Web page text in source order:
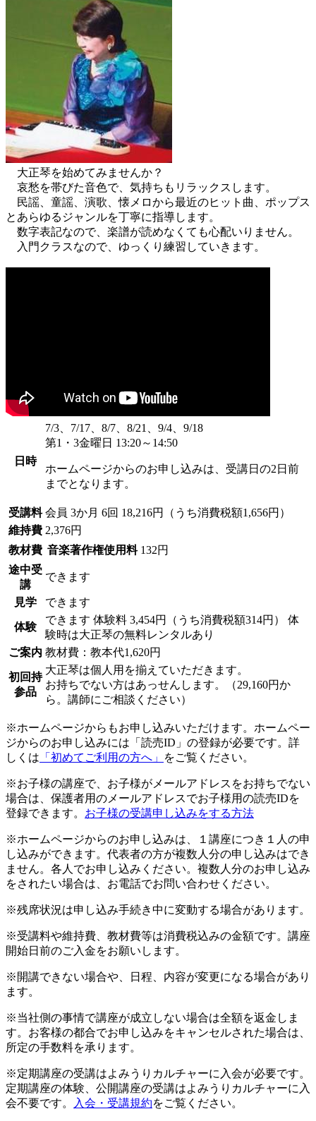
大正琴を始めてみませんか？
哀愁を帯びた音色で、気持ちもリラックスします。
民謡、童謡、演歌、懐メロから最近のヒット曲、ポップス
とあらゆるジャンルを丁寧に指導します。
数字表記なので、楽譜が読めなくても心配いりません。
入門クラスなので、ゆっくり練習していきます。
日時
7/3、7/17、8/7、8/21、9/4、9/18
第1・3金曜日 13:20～14:50
ホームページからのお申し込みは、受講日の2日前
までとなります。
受講料 会員 3か月 6回 18,216円（うち消費税額1,656円）
維持費 2,376円
教材費 音楽著作権使用料 132円
途中受
講
できます
見学 できます
体験
できます 体験料 3,454円（うち消費税額314円） 体
験時は大正琴の無料レンタルあり
ご案内 教材費：教本代1,620円
初回持
参品
大正琴は個人用を揃えていただきます。
お持ちでない方はあっせんします。（29,160円か
ら。講師にご相談ください）
※ホームページからもお申し込みいただけます。ホームペー
ジからのお申し込みには「読売ID」の登録が必要です。詳
しくは 「初めてご利用の方へ」 をご覧ください。
※お子様の講座で、お子様がメールアドレスをお持ちでない
場合は、保護者用のメールアドレスでお子様用の読売IDを
登録できます。 お子様の受講申し込みをする方法
※ホームページからのお申し込みは、１講座につき１人の申
し込みができます。代表者の方が複数人分の申し込みはでき
ません。各人でお申し込みください。複数人分のお申し込み
をされたい場合は、お電話でお問い合わせください。
※残席状況は申し込み手続き中に変動する場合があります。
※受講料や維持費、教材費等は消費税込みの金額です。講座
開始日前のご入金をお願いします。
※開講できない場合や、日程、内容が変更になる場合があり
ます。
※当社側の事情で講座が成立しない場合は全額を返金しま
す。お客様の都合でお申し込みをキャンセルされた場合は、
所定の手数料を承ります。
※定期講座の受講はよみうりカルチャーに入会が必要です。
定期講座の体験、公開講座の受講はよみうりカルチャーに入
会不要です。
入会・受講規約をご覧ください。